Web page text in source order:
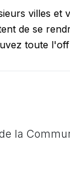
villes
de se
toute
la